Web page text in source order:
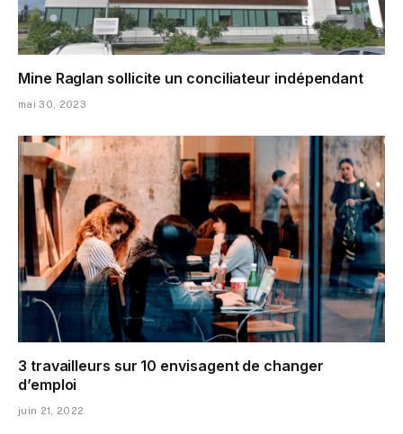
Mine Raglan sollicite un conciliateur indépendant
mai 30, 2023
3 travailleurs sur 10 envisagent de changer
d’emploi
juin 21, 2022